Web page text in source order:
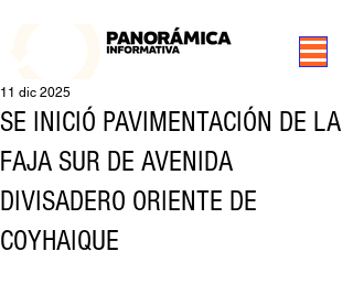
SE INICIÓ PAVIMENTACIÓN DE LA
FAJA SUR DE AVENIDA
DIVISADERO ORIENTE DE
COYHAIQUE
11 dic 2025